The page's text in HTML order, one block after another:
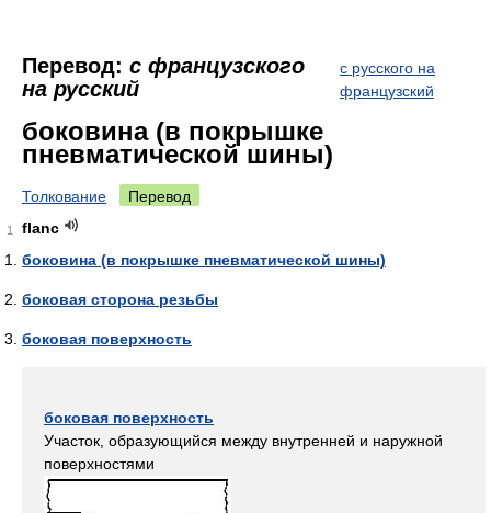
Перевод: с французского
на русский
с русского на
французский
боковина (в покрышке
пневматической шины)
Толкование Перевод
1
flanc
боковина (в покрышке пневматической шины)
боковая сторона резьбы
боковая поверхность
боковая поверхность
Участок, образующийся между внутренней и наружной
поверхностями